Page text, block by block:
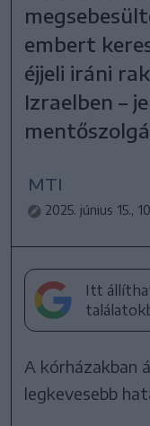
embert
éjjeli iráni
Izraelben –
MTI
2025. június 15.,
Itt
A kórházakban
legkevesebb